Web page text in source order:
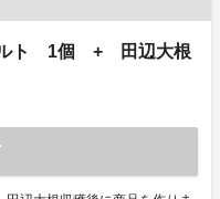
ルト 1個 + 田辺大根